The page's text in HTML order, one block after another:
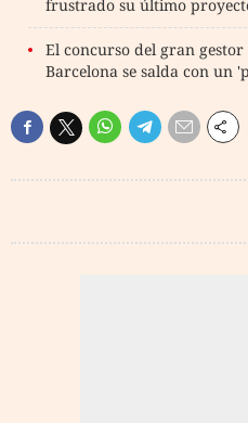
frustrado su último
El concurso del gran
Barcelona se salda con un